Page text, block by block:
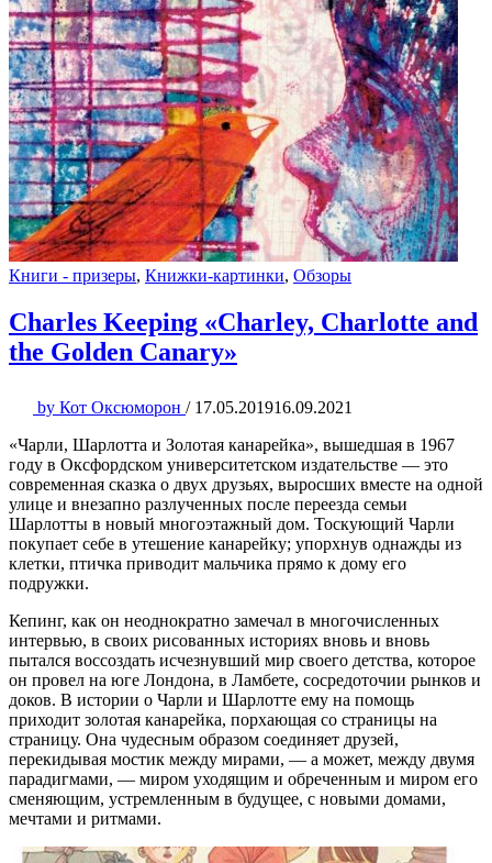
Книги - призеры, Книжки-картинки, Обзоры
Charles Keeping «Charley, Charlotte and
the Golden Canary»
by Кот Оксюморон / 17.05.201916.09.2021
«Чарли, Шарлотта и Золотая канарейка», вышедшая в 1967
году в Оксфордском университетском издательстве — это
современная сказка о двух друзьях, выросших вместе на одной
улице и внезапно разлученных после переезда семьи
Шарлотты в новый многоэтажный дом. Тоскующий Чарли
покупает себе в утешение канарейку; упорхнув однажды из
клетки, птичка приводит мальчика прямо к дому его
подружки.
Кепинг, как он неоднократно замечал в многочисленных
интервью, в своих рисованных историях вновь и вновь
пытался воссоздать исчезнувший мир своего детства, которое
он провел на юге Лондона, в Ламбете, сосредоточии рынков и
доков. В истории о Чарли и Шарлотте ему на помощь
приходит золотая канарейка, порхающая со страницы на
страницу. Она чудесным образом соединяет друзей,
перекидывая мостик между мирами, — а может, между двумя
парадигмами, — миром уходящим и обреченным и миром его
сменяющим, устремленным в будущее, с новыми домами,
мечтами и ритмами.